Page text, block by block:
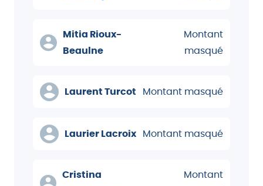
Mitia Rioux-
Beaulne
Montant
masqué
Laurent Turcot Montant masqué
Laurier Lacroix Montant masqué
Cristina
Montant